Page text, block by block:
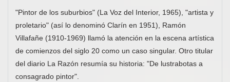
"Pintor de los suburbios" (La Voz del Interior, 1965), "artista y
proletario" (así lo denominó Clarín en 1951), Ramón
Villafañe (1910-1969) llamó la atención en la escena artística
de comienzos del siglo 20 como un caso singular. Otro titular
del diario La Razón resumía su historia: "De lustrabotas a
consagrado pintor".